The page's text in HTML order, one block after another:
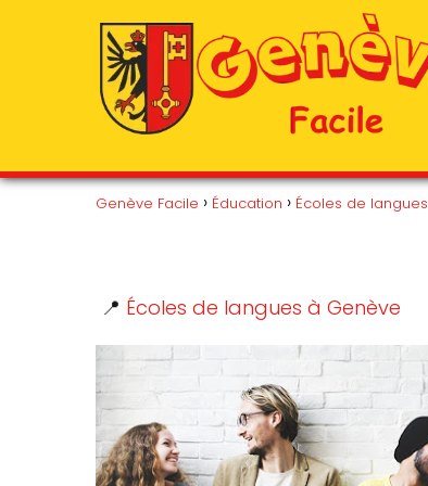
Genève Facile Éducation Écoles de langues
📍 Écoles de langues à Genève